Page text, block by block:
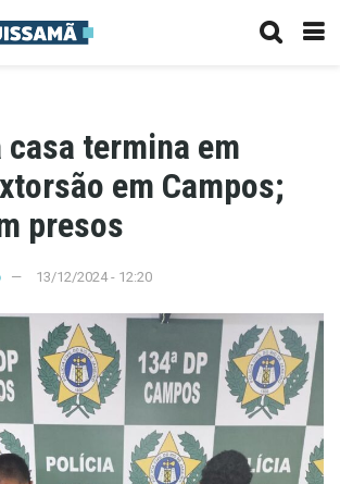
casa termina em
em Campos;
presos
13/12/2024 - 12:20